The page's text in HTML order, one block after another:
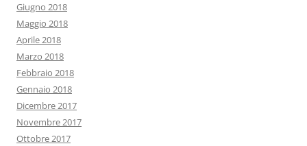
Giugno 2018
Maggio 2018
Aprile 2018
Marzo 2018
Febbraio 2018
Gennaio 2018
Dicembre 2017
Novembre 2017
Ottobre 2017